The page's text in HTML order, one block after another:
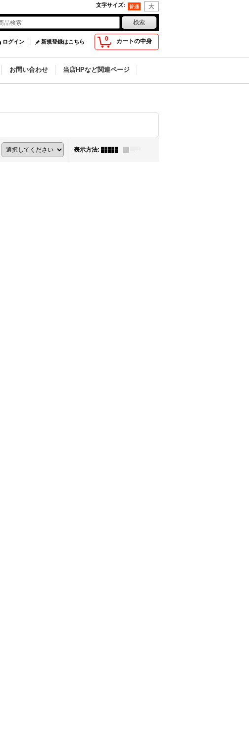
文字サイズ:
0 カートの中身
ログイン 新規登録はこちら
お問い合わせ 当店HPなど関連ページ
表示方法: